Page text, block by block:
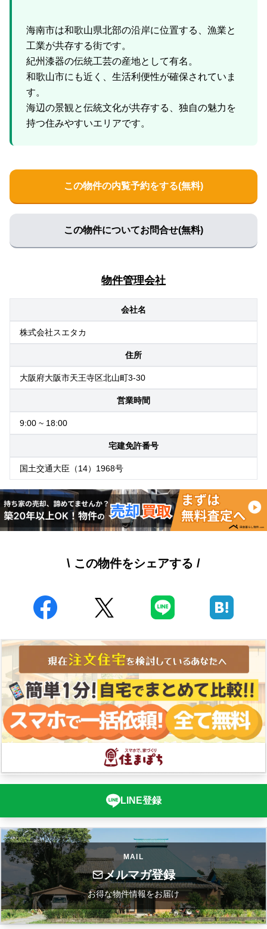
海南市は和歌山県北部の沿岸に位置する、漁業と
工業が共存する街です。
紀州漆器の伝統工芸の産地として有名。
和歌山市にも近く、生活利便性が確保されていま
す。
海辺の景観と伝統文化が共存する、独自の魅力を
この物件の内覧予約をする(無料)
この物件についてお問合せ(無料)
物件管理会社
会社名
株式会社スエタカ
住所
大阪府大阪市天王寺区北山町3-30
営業時間
9:00 ~ 18:00
宅建免許番号
国土交通大臣（14）1968号
\ この物件をシェアする /
LINE登録
MAIL
メルマガ登録
お得な物件情報をお届け